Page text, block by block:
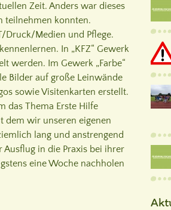
Zeit. Anders war dieses
teilnehmen konnten.
Druck/Medien und Pflege.
In „KFZ“ Gewerk
werden. Im Gewerk „Farbe“
Bilder auf große Leinwände
sowie Visitenkarten erstellt.
das Thema Erste Hilfe
dem wir unseren eigenen
lang und anstrengend
in die Praxis bei ihrer
eine Woche nachholen